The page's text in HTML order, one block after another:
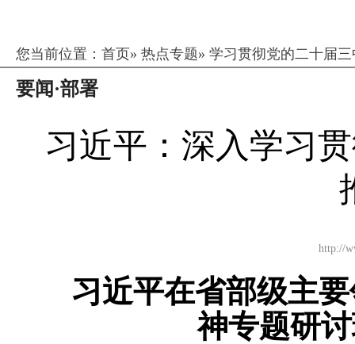
您当前位置： 首页» 热点专题» 学习贯彻党的二十届
要闻·部署
习近平：深入学习
http://
习近平在省部级主
神专题研